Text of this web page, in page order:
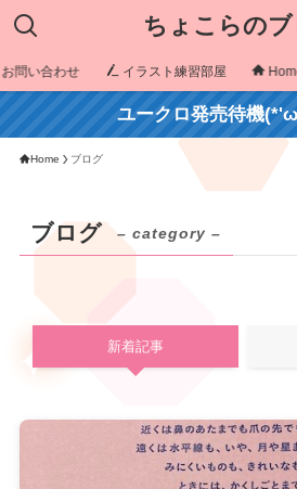
ちょこらの
問い合わせ イラスト練習部屋
ユークロ発売待機
Home ブログ
ブログ – category –
新着記事